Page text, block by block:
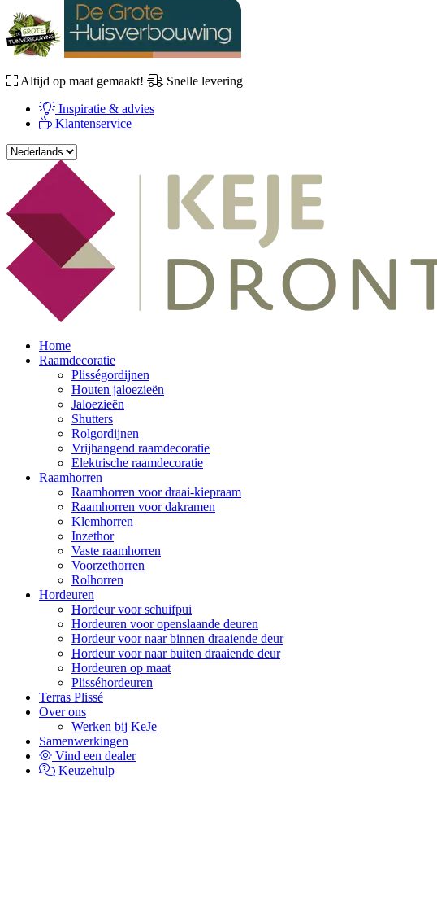
Altijd op maat gemaakt!
Snelle levering
Inspiratie & advies
Klantenservice
Home
Raamdecoratie
Plisségordijnen
Houten jaloezieën
Jaloezieën
Shutters
Rolgordijnen
Vrijhangend raamdecoratie
Elektrische raamdecoratie
Raamhorren
Raamhorren voor draai-kiepraam
Raamhorren voor dakramen
Klemhorren
Inzethor
Vaste raamhorren
Voorzethorren
Rolhorren
Hordeuren
Hordeur voor schuifpui
Hordeuren voor openslaande deuren
Hordeur voor naar binnen draaiende deur
Hordeur voor naar buiten draaiende deur
Hordeuren op maat
Plisséhordeuren
Terras Plissé
Over ons
Werken bij KeJe
Samenwerkingen
Vind een dealer
Keuzehulp